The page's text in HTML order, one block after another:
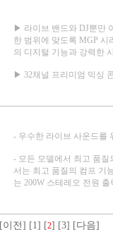
▶ 라이브 밴드와 DJ뿐만
한 범위에 맞도록 MGP 시
의 디지털 기능과 강력한
▶ 32채널 프리미엄 믹싱
- 우수한 라이브 사운드를
- 모든 모델에서 최고 품질
서는 최고 품질의 컴프 기
는 200W 스테레오 전원
[이전] [1] [2] [3] [다음]